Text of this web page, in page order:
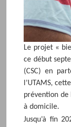
Le projet «
ce début
(CSC) en
l’UTAMS,
prévention de
à domicile.
Jusqu’à fin